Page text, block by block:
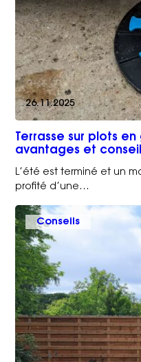
26.11.2025
Terrasse sur plots
avantages et
L’été est terminé et un
profité d’une…
Conseils